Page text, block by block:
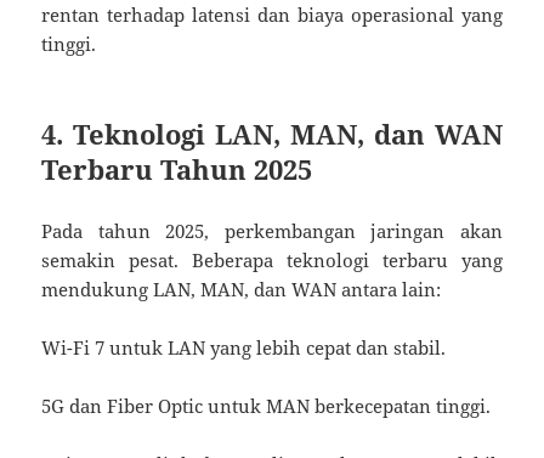
rentan terhadap latensi dan biaya operasional yang
tinggi.
4. Teknologi LAN, MAN, dan WAN
Terbaru Tahun 2025
Pada tahun 2025, perkembangan jaringan akan
semakin pesat. Beberapa teknologi terbaru yang
mendukung LAN, MAN, dan WAN antara lain:
Wi-Fi 7 untuk LAN yang lebih cepat dan stabil.
5G dan Fiber Optic untuk MAN berkecepatan tinggi.